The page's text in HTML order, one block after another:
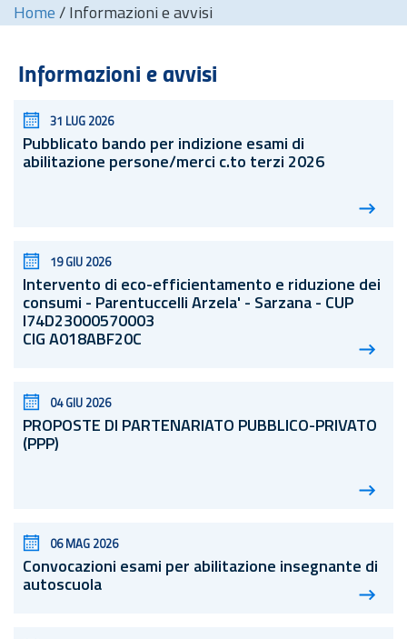
Home / Informazioni e avvisi
Informazioni e avvisi
31 LUG 2026
Pubblicato bando per indizione esami di
abilitazione persone/merci c.to terzi 2026
19 GIU 2026
Intervento di eco-efficientamento e riduzione dei
consumi - Parentuccelli Arzela' - Sarzana - CUP
I74D23000570003
CIG A018ABF20C
04 GIU 2026
PROPOSTE DI PARTENARIATO PUBBLICO-PRIVATO
(PPP)
06 MAG 2026
Convocazioni esami per abilitazione insegnante di
autoscuola